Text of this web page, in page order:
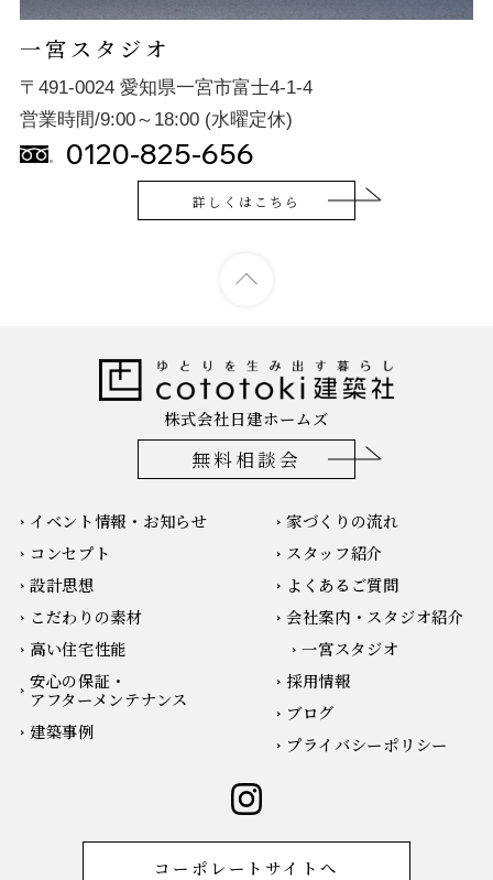
一宮スタジオ
〒491-0024 愛知県一宮市富士4-1-4
営業時間/9:00～18:00 (水曜定休)
0120-825-656
詳しくはこちら
株式会社日建ホームズ
無料相談会
イベント情報・お知らせ
コンセプト
設計思想
こだわりの素材
高い住宅性能
安心の保証・
アフターメンテナンス
建築事例
家づくりの流れ
スタッフ紹介
よくあるご質問
会社案内・スタジオ紹介
一宮スタジオ
採用情報
ブログ
プライバシーポリシー
コーポレートサイトへ